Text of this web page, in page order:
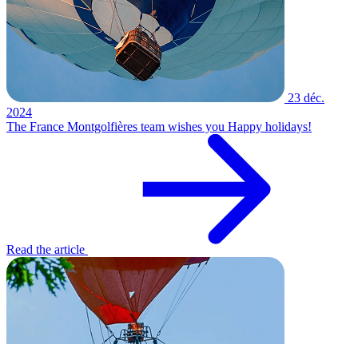
23 déc.
2024
The France Montgolfières team wishes you Happy holidays!
Read the article